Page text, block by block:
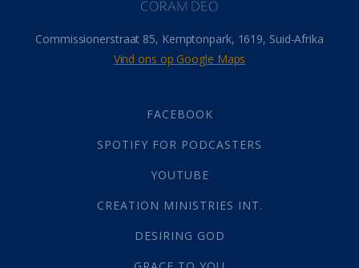
Oordeelsdag(19)
Verheerlikte liggaam
Wederkoms
(27)
Gebed(87)
Die Onse Vader(12)
God(392)
Afgode(23)
Almag(1)
Alomteenwoordig
Commissionerstraat 85, Kemptonpark, 1619, Suid-Afrika
Vind ons op Google Maps
FACEBOOK
SPOTIFY FOR PODCASTERS
YOUTUBE
CREATION MINISTRIES INT.
DESIRING GOD